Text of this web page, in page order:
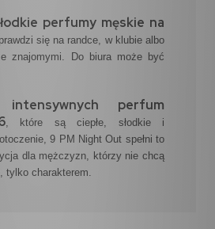
perfumy męskie na
się na randce, w klubie albo
znajomymi. Do biura może być
intensywnych perfum
, które są ciepłe, słodkie i
9 PM Night Out spełni to
dla mężczyzn, którzy nie chcą
tylko charakterem.